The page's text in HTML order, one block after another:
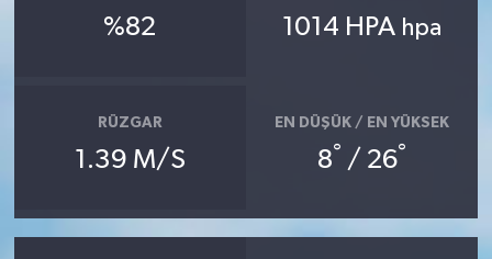
%82 1014 HPA hpa
RÜZGAR
1.39 M/S
EN DÜŞÜK / EN YÜKSEK
8° / 26°